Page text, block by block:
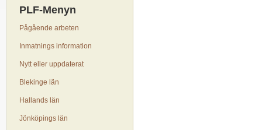
PLF-Menyn
Pågående arbeten
Inmatnings information
Nytt eller uppdaterat
Blekinge län
Hallands län
Jönköpings län